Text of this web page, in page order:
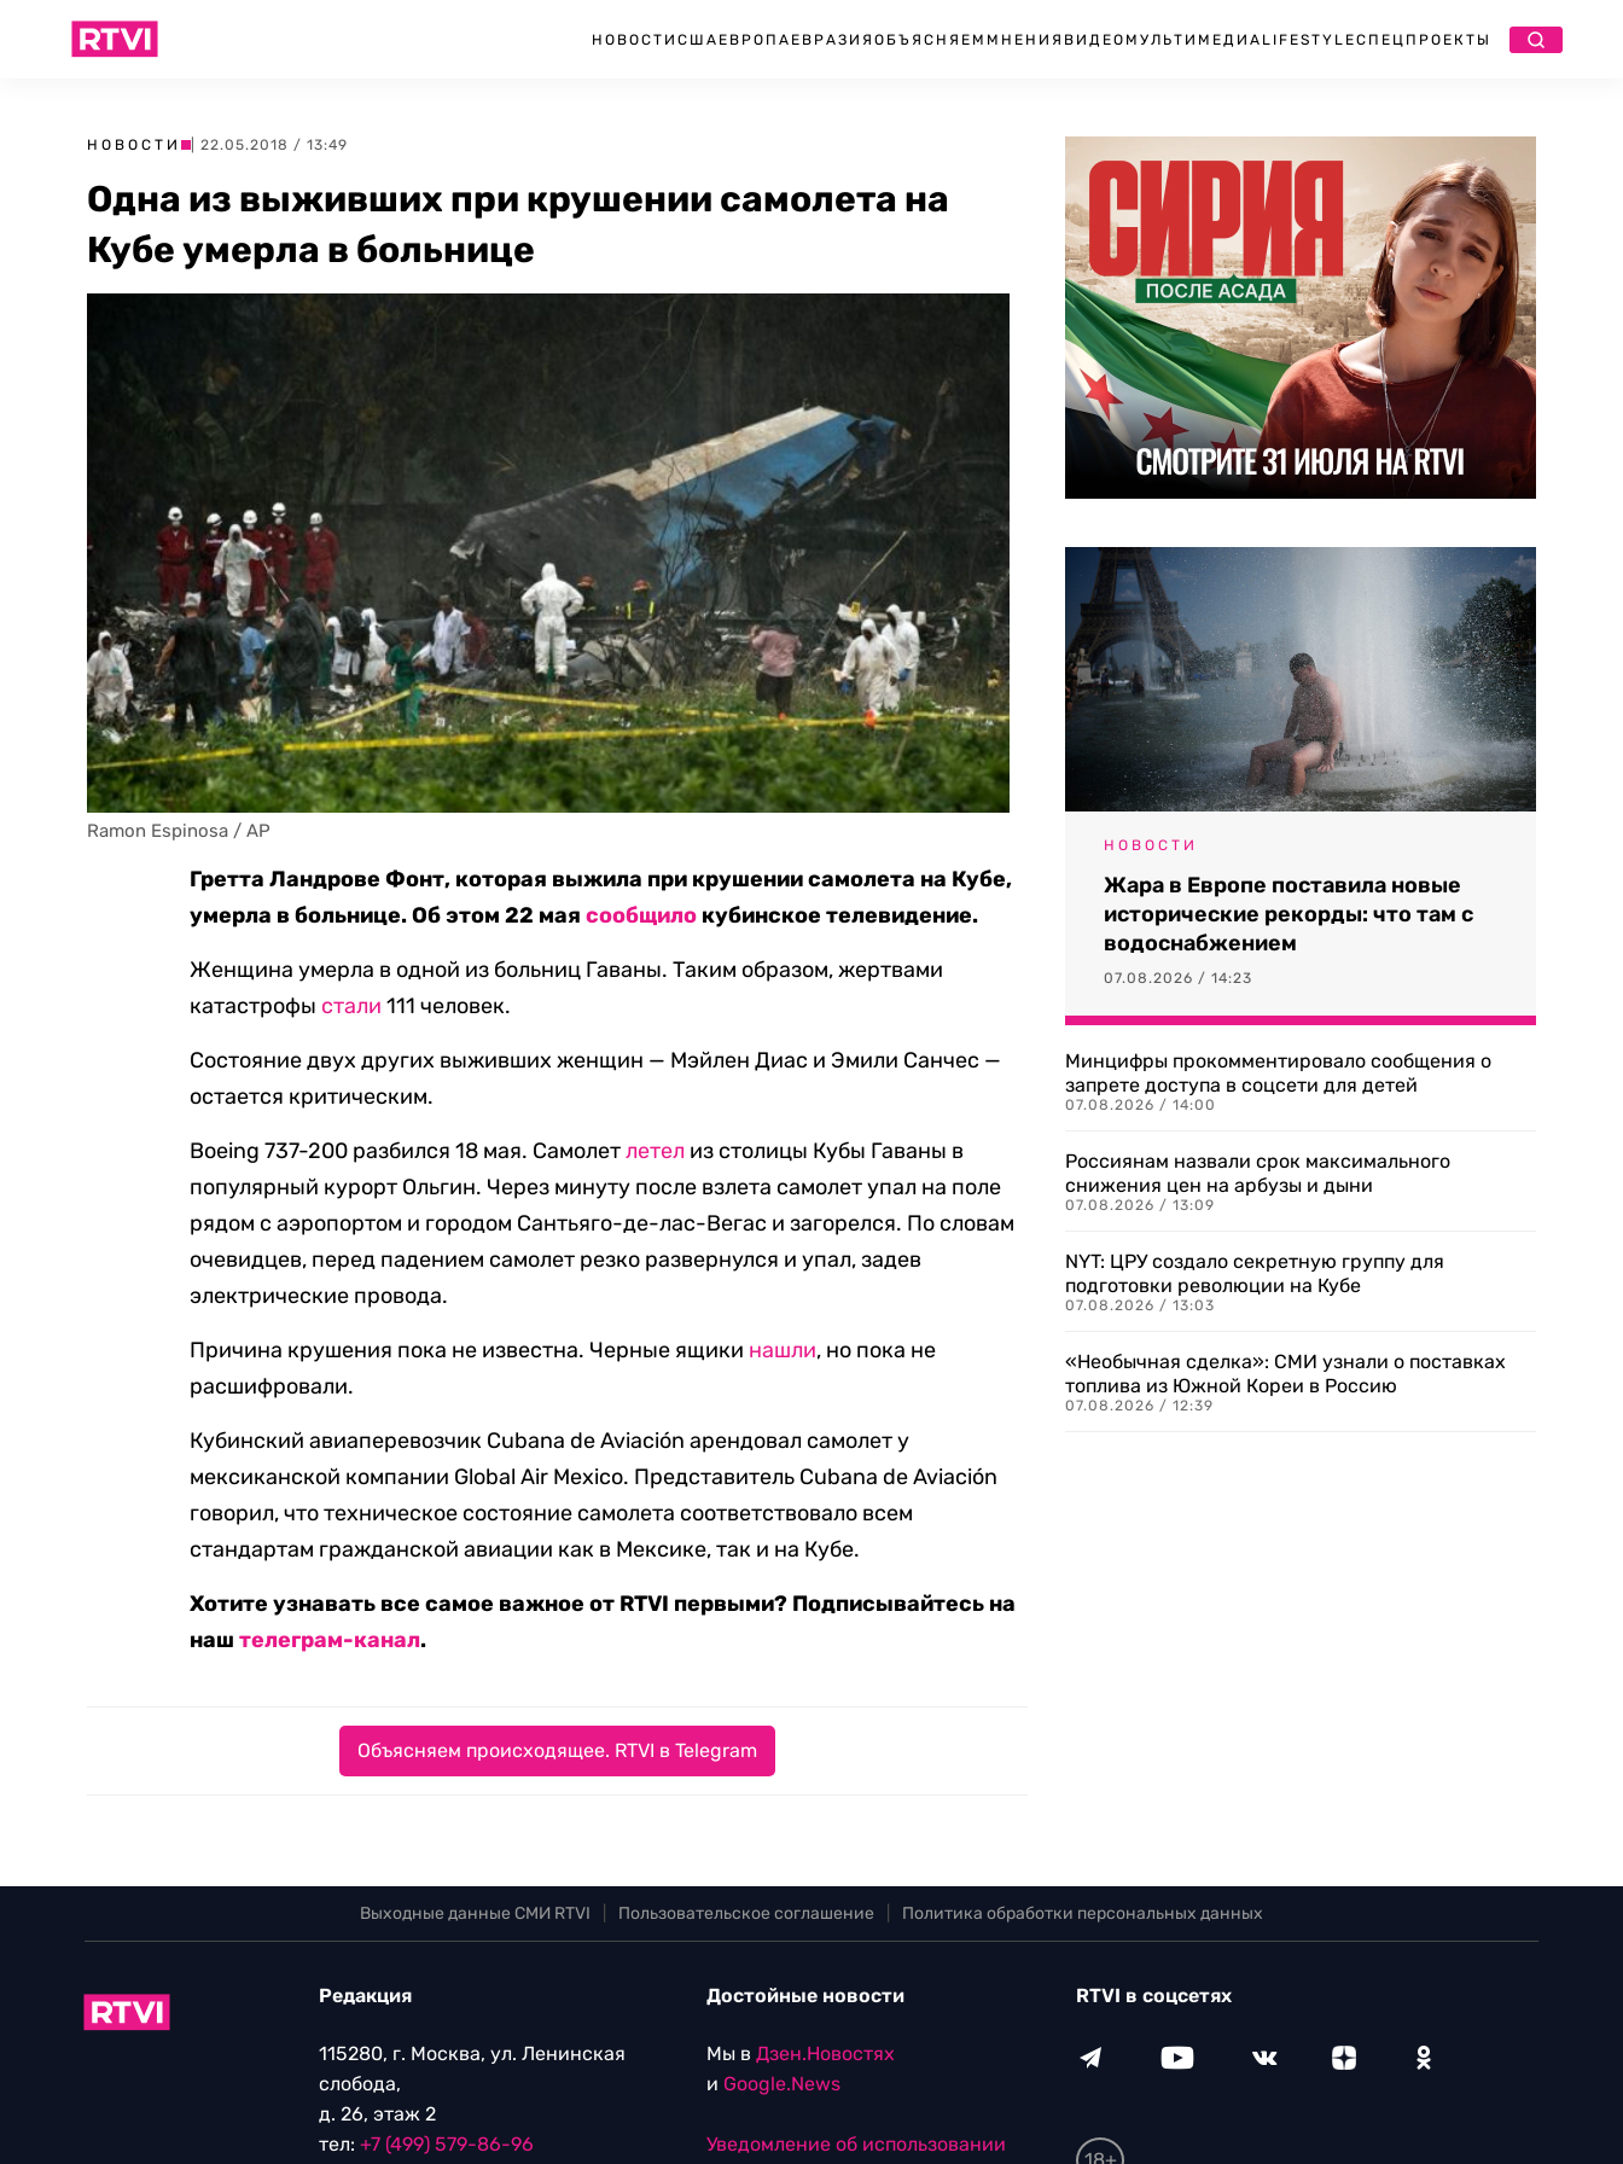
НОВОСТИ США ЕВРОПА ЕВРАЗИЯ ОБЪЯСНЯЕМ МНЕНИЯ ВИДЕО МУЛЬТИМЕДИА LIFESTYLEСПЕЦПРОЕКТЫ
НОВОСТИ | 22.05.2018 / 13:49
Одна из выживших при крушении самолета на
Кубе умерла в больнице
Ramon Espinosa / AP
Гретта Ландрове Фонт, которая выжила при крушении самолета на Кубе,
умерла в больнице. Об этом 22 маясообщило кубинское телевидение.
Женщина умерла в одной из больниц Гаваны. Таким образом, жертвами
катастрофы стали 111 человек.
Состояние двух других выживших женщин — Мэйлен Диас и Эмили Санчес —
остается критическим.
Boeing 737-200 разбился 18 мая. Самолетлетел из столицы Кубы Гаваны в
популярный курорт Ольгин. Через минуту после взлета самолет упал на поле
рядом с аэропортом и городом Сантьяго-де-лас-Вегас и загорелся. По словам
очевидцев, перед падением самолет резко развернулся и упал, задев
электрические провода.
Причина крушения пока не известна. Черные ящики нашли, но пока не
расшифровали.
Кубинский авиаперевозчик Cubana de Aviación арендовал самолет у
мексиканской компании Global Air Mexico. Представитель Cubana de Aviación
говорил, что техническое состояние самолета соответствовало всем
стандартам гражданской авиации как в Мексике, так и на Кубе.
Хотите узнавать все самое важное от RTVI первыми? Подписывайтесь на
наштелеграм-канал.
Объясняем происходящее. RTVI в Telegram
НОВОСТИ
Жара в Европе поставила новые
исторические рекорды: что там с
водоснабжением
07.08.2026 / 14:23
Минцифры прокомментировало сообщения о
запрете доступа в соцсети для детей
07.08.2026 / 14:00
Россиянам назвали срок максимального
снижения цен на арбузы и дыни
07.08.2026 / 13:09
NYT: ЦРУ создало секретную группу для
подготовки революции на Кубе
07.08.2026 / 13:03
«Необычная сделка»: СМИ узнали о поставках
топлива из Южной Кореи в Россию
07.08.2026 / 12:39
Выходные данные СМИ RTVI Пользовательское соглашение Политика обработки персональных данных
Редакция
115280, г. Москва, ул. Ленинская
слобода,
д. 26, этаж 2
тел: +7 (499) 579-86-96
Достойные новости
Мы в Дзен.Новостях
и Google.News
Уведомление об использовании
RTVI в соцсетях